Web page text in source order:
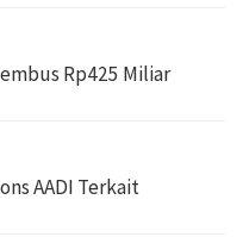
Rp425 Miliar
AADI Terkait